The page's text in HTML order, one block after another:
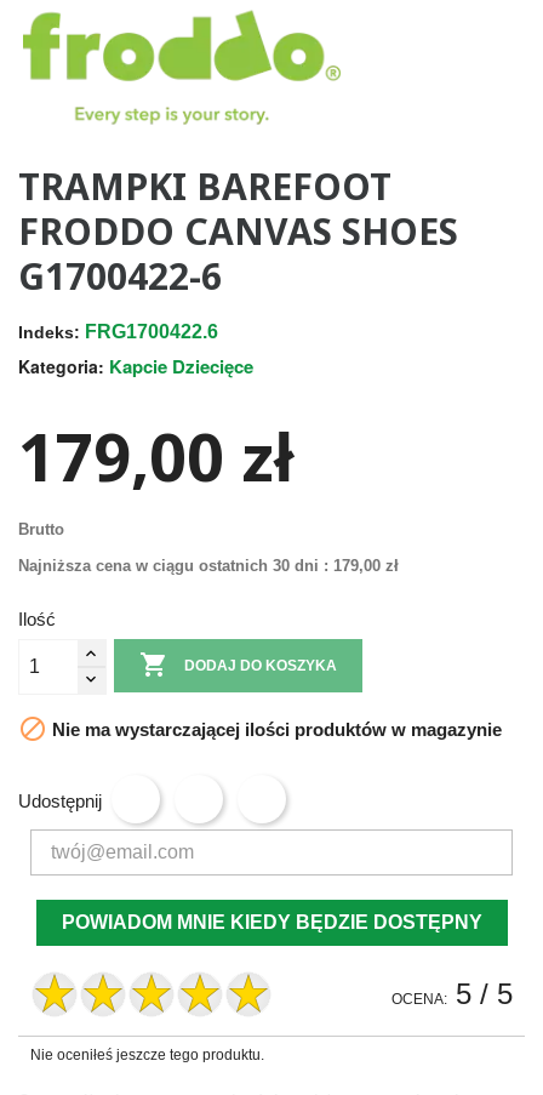
TRAMPKI BAREFOOT
FRODDO CANVAS SHOES
G1700422-6
Indeks: FRG1700422.6
Kategoria: Kapcie Dziecięce
179,00 zł
Brutto
Najniższa cena w ciągu ostatnich 30 dni : 179,00 zł
Ilość
 DODAJ DO KOSZYKA
 Nie ma wystarczającej ilości produktów w magazynie
Udostępnij
POWIADOM MNIE KIEDY BĘDZIE DOSTĘPNY
OCENA: 5 / 5
Nie oceniłeś jeszcze tego produktu.